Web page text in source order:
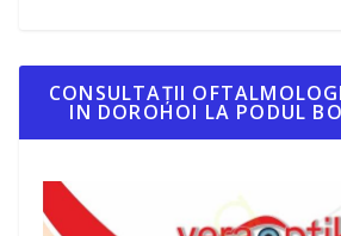
CONSULTAȚII
IN DOROHOI LA PODUL